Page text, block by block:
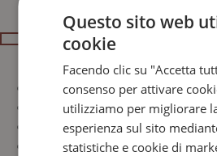
Accappatoio e ciabattine
Asciugacapelli
Bagno con doccia a pioggia
Bollitore con té e infusi
Questo sito web
cookie
Facendo clic su "Accetta
consenso per attivare
utilizziamo per migliorare
esperienza sul sito
statistiche e cookie di